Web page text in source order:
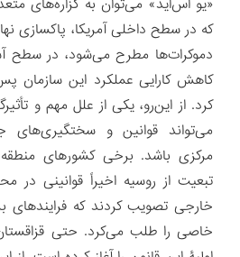
«یو اس‌اید» می‌توان به گزاره‌های
که در سطح داخلی آمریکا، پاکسازی
دموکرات‌ها مطرح می‌شود، در سطح
کاهش کارایی عملکرد این سازمان پس
کرد. از این‌رو، یکی از علل مهم و
می‌تواند قوانین و سختگیری‌های
مرکزی باشد. برخی کشورهای
تبعیت از روسیه اخیراً قوانینی در
خارجی تصویب کردند که فرایندهای
خاصی را طلب می‌کرد. حتی